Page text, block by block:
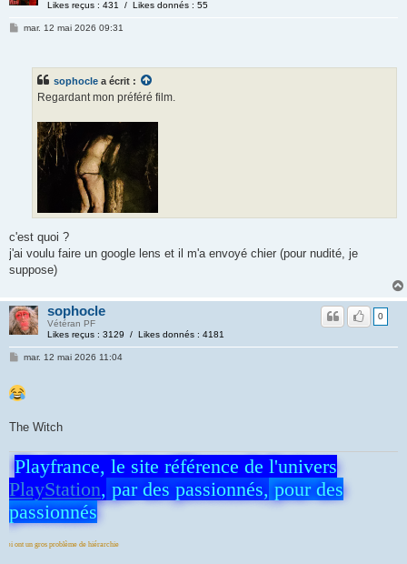
Likes reçus : 431 / Likes donnés : 55
mar. 12 mai 2026 09:31
sophocle a écrit :
Regardant mon préféré film.
c'est quoi ?
j'ai voulu faire un google lens et il m'a envoyé chier (pour nudité, je
suppose)
sophocle
Vétéran PF
Likes reçus : 3129 / Likes donnés : 4181
0
mar. 12 mai 2026 11:04
The Witch
Playfrance, le site référence de l'univers
PlayStation, par des passionnés, pour des
passionnés
hiérarchie